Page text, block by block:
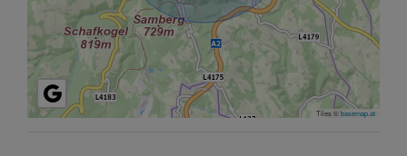
Tiles ©basemap.at